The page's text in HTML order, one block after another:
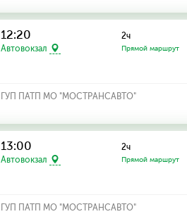
12:20
Автовокзал
2ч
Прямой маршрут
ГУП ПАТП МО "МОСТРАНСАВТО"
13:00
Автовокзал
2ч
Прямой маршрут
ГУП ПАТП МО "МОСТРАНСАВТО"